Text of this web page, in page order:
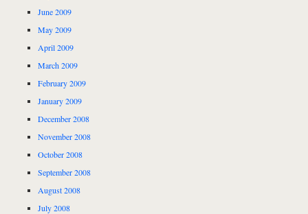
June 2009
May 2009
April 2009
March 2009
February 2009
January 2009
December 2008
November 2008
October 2008
September 2008
August 2008
July 2008